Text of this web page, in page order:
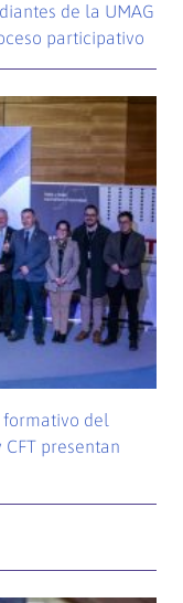
de la UMAG
participativo
del
CFT presentan